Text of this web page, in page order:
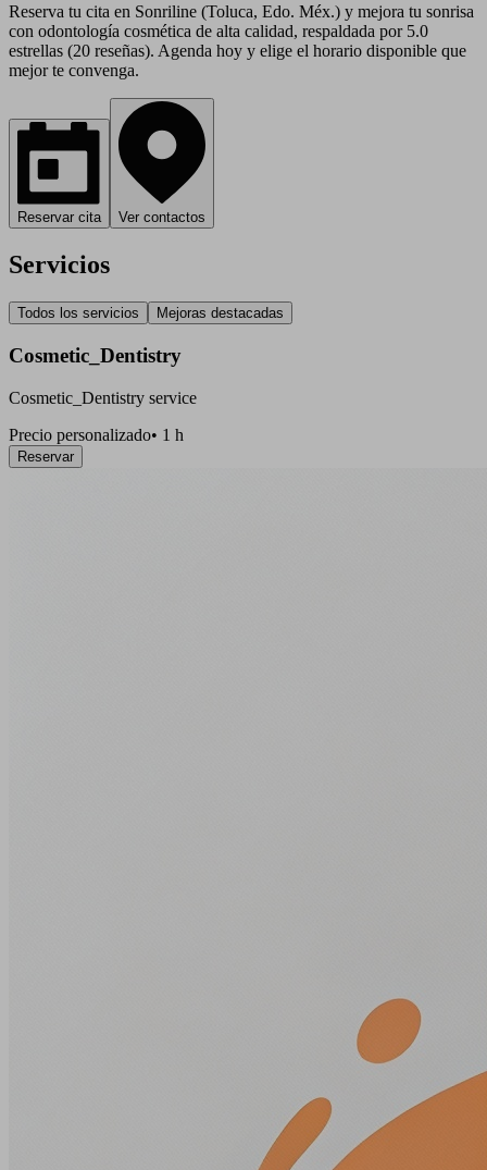
Reserva tu cita en Sonriline (Toluca, Edo. Méx.) y mejora tu sonrisa
con odontología cosmética de alta calidad, respaldada por 5.0
estrellas (20 reseñas). Agenda hoy y elige el horario disponible que
mejor te convenga.
Reservar cita Ver contactos
Servicios
Todos los servicios Mejoras destacadas
Cosmetic_Dentistry
Cosmetic_Dentistry service
Precio personalizado• 1 h
Reservar